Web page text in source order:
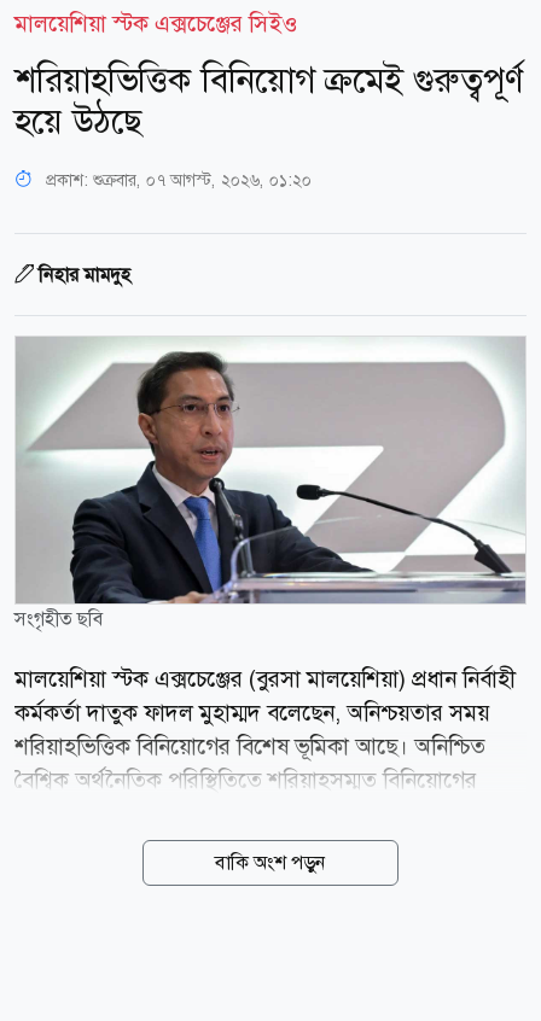
মালয়েশিয়া স্টক এক্সচেঞ্জের সিইও
শরিয়াহভিত্তিক বিনিয়োগ ক্রমেই গুরুত্বপূর্ণ
হয়ে উঠছে
প্রকাশ: শুক্রবার, ০৭ আগস্ট, ২০২৬, ০১:২০
নিহার মামদুহ
সংগৃহীত ছবি
মালয়েশিয়া স্টক এক্সচেঞ্জের (বুরসা মালয়েশিয়া) প্রধান নির্বাহী
কর্মকর্তা দাতুক ফাদল মুহাম্মদ বলেছেন, অনিশ্চয়তার সময়
শরিয়াহভিত্তিক বিনিয়োগের বিশেষ ভূমিকা আছে। অনিশ্চিত
বৈশ্বিক অর্থনৈতিক পরিস্থিতিতে শরিয়াহসম্মত বিনিয়োগের
কনফারেন্স ২০২৬-এ বক্তব্য দেওয়ার সময় তিনি এই মন্তব্য
করেন। তিনি বলেন, বিনিয়োগ তহবিল ব্যবস্থাপক ও
বাকি অংশ পড়ুন